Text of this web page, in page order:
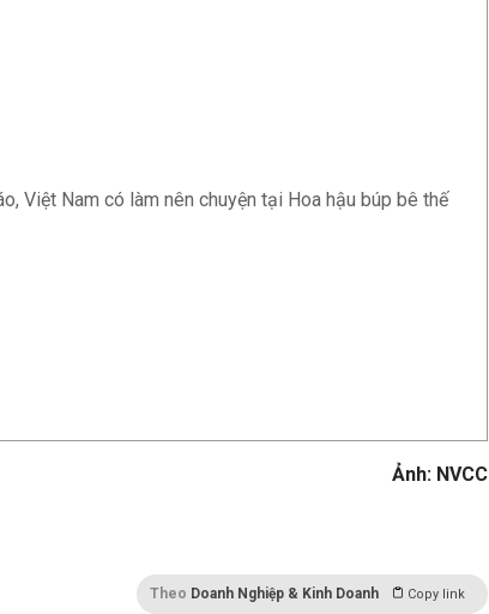
Việt Nam có làm nên chuyện tại Hoa hậu búp bê thế
Ảnh: NVCC
Theo Doanh Nghiệp & Kinh Doanh Copy link